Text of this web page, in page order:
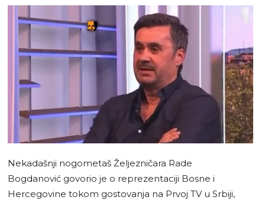
Nekadašnji nogometaš Željezničara Rade
Bogdanović govorio je o reprezentaciji Bosne i
Hercegovine tokom gostovanja na Prvoj TV u Srbiji,